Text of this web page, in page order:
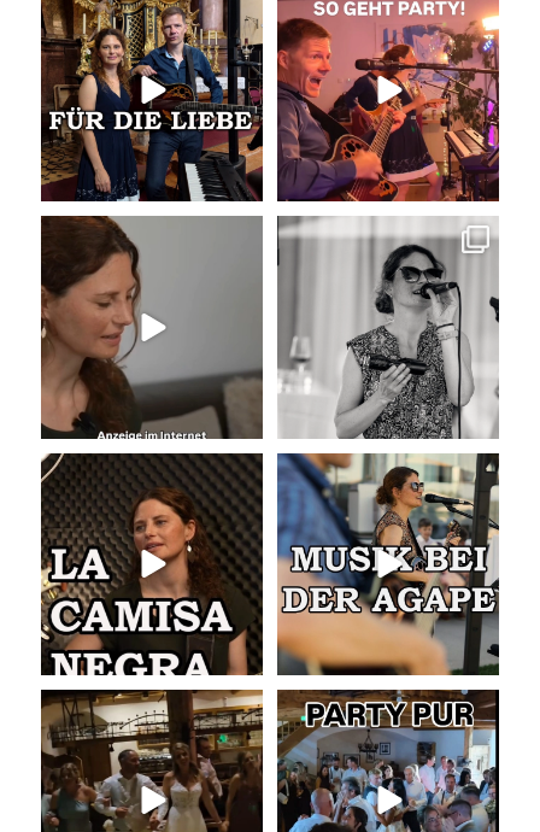
Unser Geheimtipp für die
Trauung
Wir...
29 0
So geht Party!
Was für eine tolle...
35 0
Unser Kennenlernen vor 15
Jahren
Vor 15
34
Sommer, Sonne, Gefühle bei der
Agape!
...
41 0
La Camisa Negra
Wir lieben...
50 0
Musik bei der Agape
Was passiert...
54 4
Abschlusslied der Hochzeit
Was für ein...
53 0
Party pur mit mit den besten Hits
für Jung und Alt...
55 0